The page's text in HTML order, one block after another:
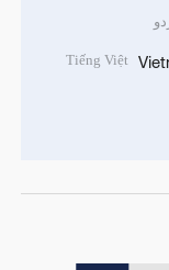
Tiếng Việt